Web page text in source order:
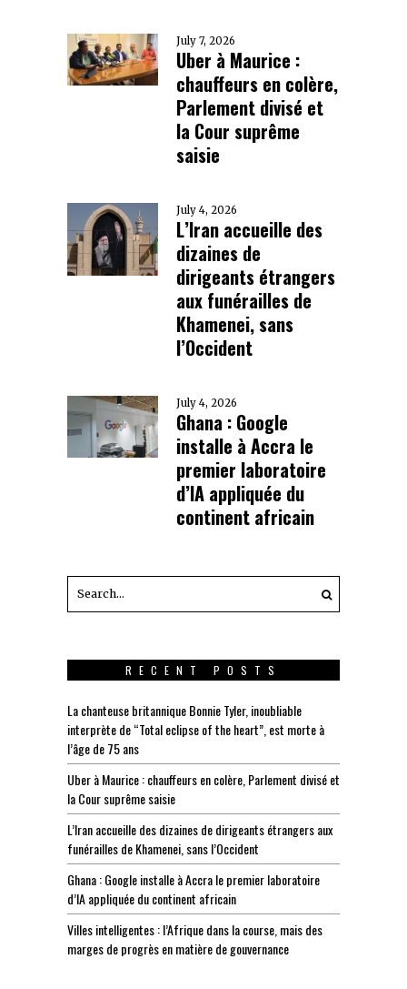
July 7, 2026
Uber à Maurice :
chauffeurs en colère,
Parlement divisé et
la Cour suprême
saisie
July 4, 2026
L’Iran accueille des
dizaines de
dirigeants étrangers
aux funérailles de
Khamenei, sans
l’Occident
July 4, 2026
Ghana : Google
installe à Accra le
premier laboratoire
d’IA appliquée du
continent africain
RECENT POSTS
La chanteuse britannique Bonnie Tyler, inoubliable
interprète de “Total eclipse of the heart”, est morte à
l’âge de 75 ans
Uber à Maurice : chauffeurs en colère, Parlement divisé et
la Cour suprême saisie
L’Iran accueille des dizaines de dirigeants étrangers aux
funérailles de Khamenei, sans l’Occident
Ghana : Google installe à Accra le premier laboratoire
d’IA appliquée du continent africain
Villes intelligentes : l’Afrique dans la course, mais des
marges de progrès en matière de gouvernance